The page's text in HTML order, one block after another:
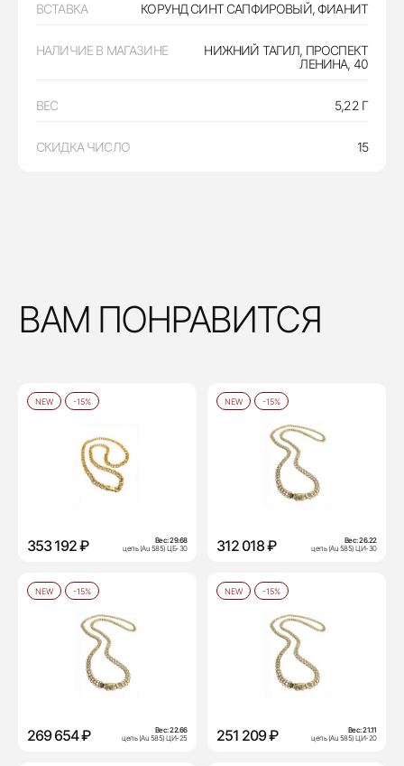
ВСТАВКА КОРУНД СИНТ САПФИРОВЫЙ, ФИАНИТ
НАЛИЧИЕ В МАГАЗИНЕ
НИЖНИЙ ТАГИЛ, ПРОСПЕКТ
ЛЕНИНА, 40
ВЕС 5,22 Г
СКИДКА ЧИСЛО 15
ВАМ ПОНРАВИТСЯ
NEW -15%
353 192 ₽ Вес:29.68
цепь (Au 585) ЦБ-30
NEW -15%
312 018 ₽ Вес:26.22
цепь (Au 585) ЦИ-30
NEW -15%
269 654 ₽ Вес:22.66
цепь (Au 585) ЦИ-25
NEW -15%
251 209 ₽ Вес:21.11
цепь (Au 585) ЦИ-20